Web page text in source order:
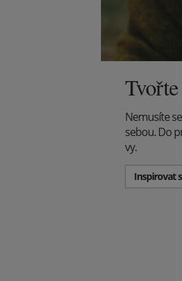
Nemusíte
sebou. Do
vy.
Inspirovat